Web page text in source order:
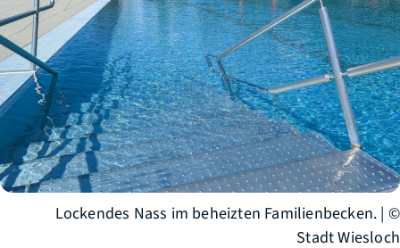
Lockendes Nass im beheizten Familienbecken. | ©
Stadt Wiesloch